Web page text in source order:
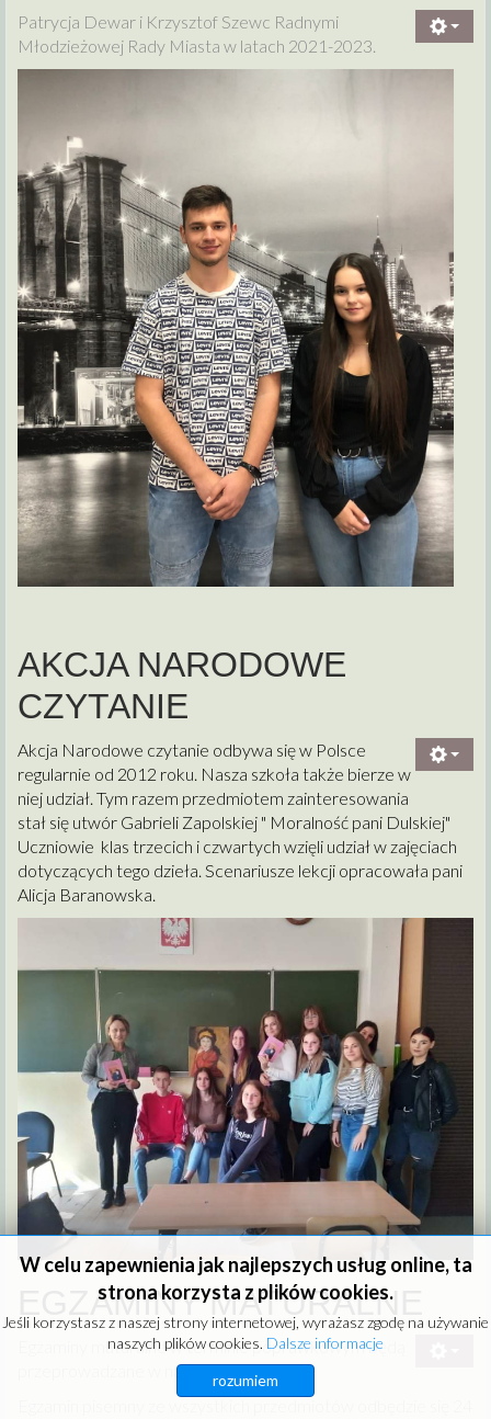
Patrycja Dewar i Krzysztof Szewc Radnymi
Młodzieżowej Rady Miasta w latach 2021-2023.
AKCJA NARODOWE
CZYTANIE
Akcja Narodowe czytanie odbywa się w Polsce
regularnie od 2012 roku. Nasza szkoła także bierze w
niej udział. Tym razem przedmiotem zainteresowania
stał się utwór Gabrieli Zapolskiej " Moralność pani Dulskiej"
Uczniowie klas trzecich i czwartych wzięli udział w zajęciach
dotyczących tego dzieła. Scenariusze lekcji opracowała pani
Alicja Baranowska.
EGZAMINY MATURALNE
Egzaminy maturalne w terminie poprawkowym będą
przeprowadzane w naszej szkole.
W celu zapewnienia jak najlepszych usług online, ta
strona korzysta z plików cookies.
Jeśli korzystasz z naszej strony internetowej, wyrażasz zgodę na używanie
naszych plików cookies. Dalsze informacje
rozumiem